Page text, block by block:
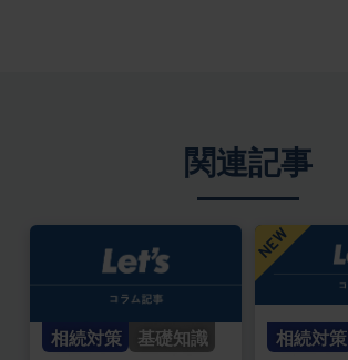
関連記事
相続対策 基礎知識 相続対策